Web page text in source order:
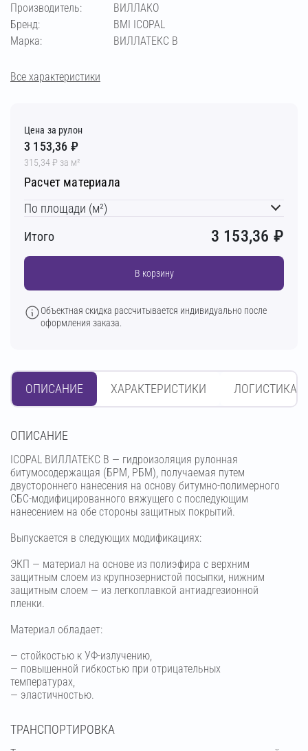
Производитель:
ВИЛЛАКО
Бренд:
BMI ICOPAL
Марка:
ВИЛЛАТЕКС В
Все характеристики
Цена за рулон
3 153,36 ₽
315,34 ₽ за м²
Расчет материала
По площади (м²)
Итого
3 153,36 ₽
В корзину
Объектная скидка рассчитывается индивидуально после
оформления заказа.
ОПИСАНИЕ ХАРАКТЕРИСТИКИ ЛОГИСТИКА
OПИСАНИЕ
ICOPAL ВИЛЛАТЕКС В — гидроизоляция рулонная
битумосодержащая (БРМ, РБМ), получаемая путем
двустороннего нанесения на основу битумно-полимерного
СБС-модифицированного вяжущего с последующим
нанесением на обе стороны защитных покрытий.
Выпускается в следующих модификациях:
ЭКП — материал на основе из полиэфира с верхним
защитным слоем из крупнозернистой посыпки, нижним
защитным слоем — из легкоплавкой антиадгезионной
пленки.
Материал обладает:
— стойкостью к УФ-излучению,
— повышенной гибкостью при отрицательных
температурах,
— эластичностью.
ТРАНСПОРТИРОВКА